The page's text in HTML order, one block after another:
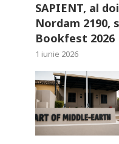
SAPIENT, al
Nordam 2190,
Bookfest 2026
1 iunie 2026